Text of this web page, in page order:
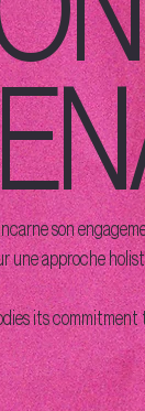
son
une approche
its